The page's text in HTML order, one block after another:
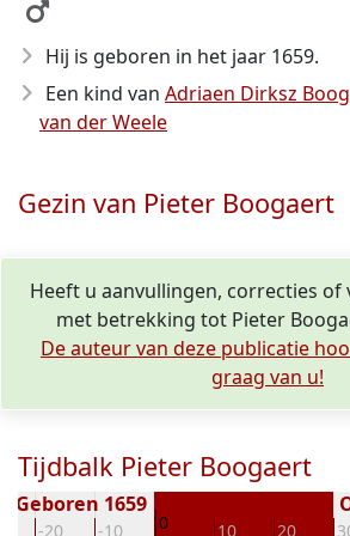
Hij is geboren in het jaar 1659.
Een kind van Adriaen Dirksz
van der Weele
Gezin van Pieter Boogaert
Heeft u aanvullingen, correcties of
met betrekking tot Pieter
De auteur van deze publicatie
graag van u!
Tijdbalk Pieter Boogaert
-20 -10 0 10 20
Geboren 1659